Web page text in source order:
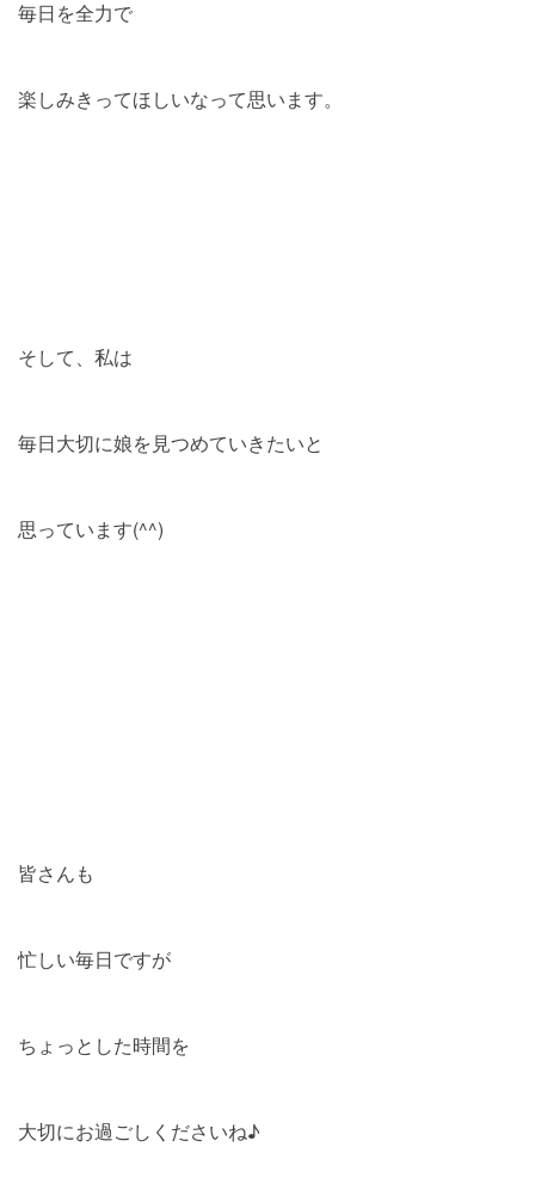
毎日を全力で
楽しみきってほしいなって思います。
そして、私は
毎日大切に娘を見つめていきたいと
思っています(^^)
皆さんも
忙しい毎日ですが
ちょっとした時間を
大切にお過ごしくださいね♪